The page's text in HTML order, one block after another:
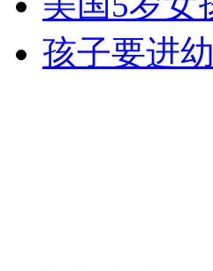
安徽一实载49人客车翻车
孩子要进